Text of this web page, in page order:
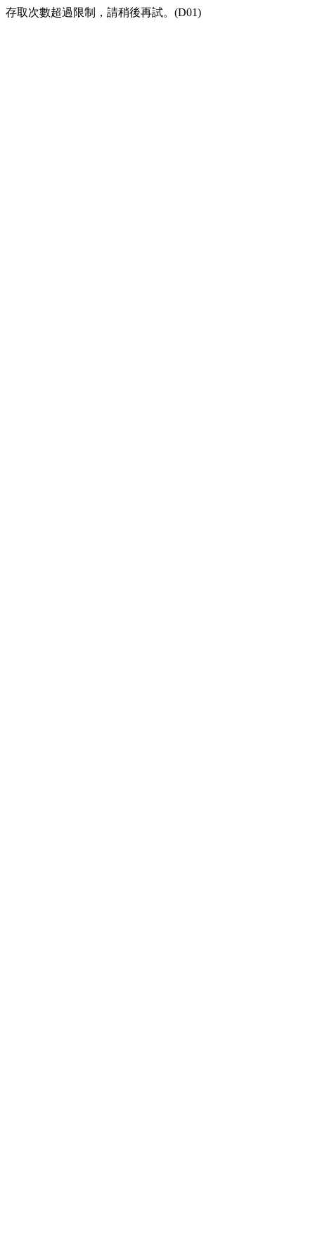
存取次數超過限制，請稍後再試。(D01)